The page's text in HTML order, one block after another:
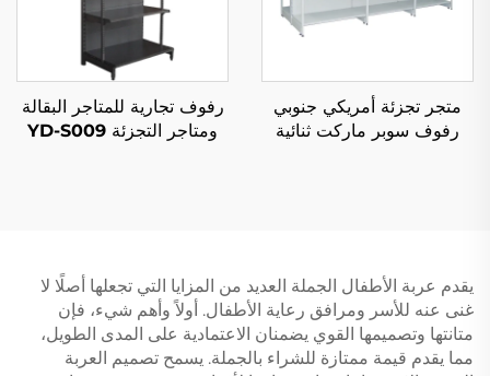
متجر تجزئة أمريكي جنوبي
رفوف سوبر ماركت ثنائية
رفوف تجارية للمتاجر البقالة
ومتاجر التجزئة YD-S009
يقدم عربة الأطفال الجملة العديد من المزايا التي تجعلها أصلًا لا
غنى عنه للأسر ومرافق رعاية الأطفال. أولاً وأهم شيء، فإن
متانتها وتصميمها القوي يضمنان الاعتمادية على المدى الطويل،
مما يقدم قيمة ممتازة للشراء بالجملة. يسمح تصميم العربة